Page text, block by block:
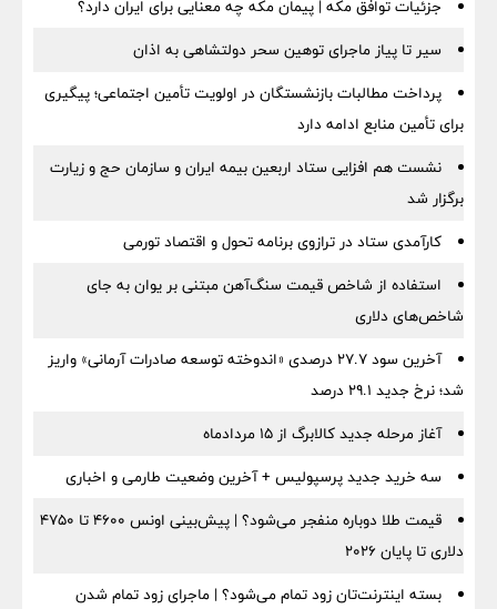
جزئیات توافق مکه | پیمان مکه چه معنایی برای ایران دارد؟
سیر تا پیاز ماجرای توهین سحر دولتشاهی به اذان
پرداخت مطالبات بازنشستگان در اولویت تأمین اجتماعی؛ پیگیری
برای تأمین منابع ادامه دارد
نشست هم افزایی ستاد اربعین بیمه ایران و سازمان حج و زیارت
برگزار شد
کارآمدی ستاد در ترازوی برنامه تحول و اقتصاد تورمی
استفاده از شاخص قیمت سنگ‌آهن مبتنی بر یوان به جای
شاخص‌های دلاری
آخرین سود ۲۷.۷ درصدی «اندوخته توسعه صادرات آرمانی» واریز
شد؛ نرخ جدید ۲۹.۱ درصد
آغاز مرحله جدید کالابرگ از ۱۵ مردادماه
سه خرید جدید پرسپولیس + آخرین وضعیت طارمی و اخباری
قیمت طلا دوباره منفجر می‌شود؟ | پیش‌بینی اونس ۴۶۰۰ تا ۴۷۵۰
دلاری تا پایان ۲۰۲۶
بسته اینترنت‌تان زود تمام می‌شود؟ | ماجرای زود تمام شدن